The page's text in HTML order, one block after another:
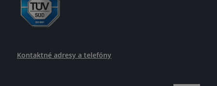
Kontaktné adresy a telefóny